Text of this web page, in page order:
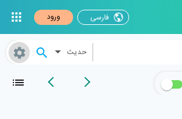
فارسی ورود
حدیث